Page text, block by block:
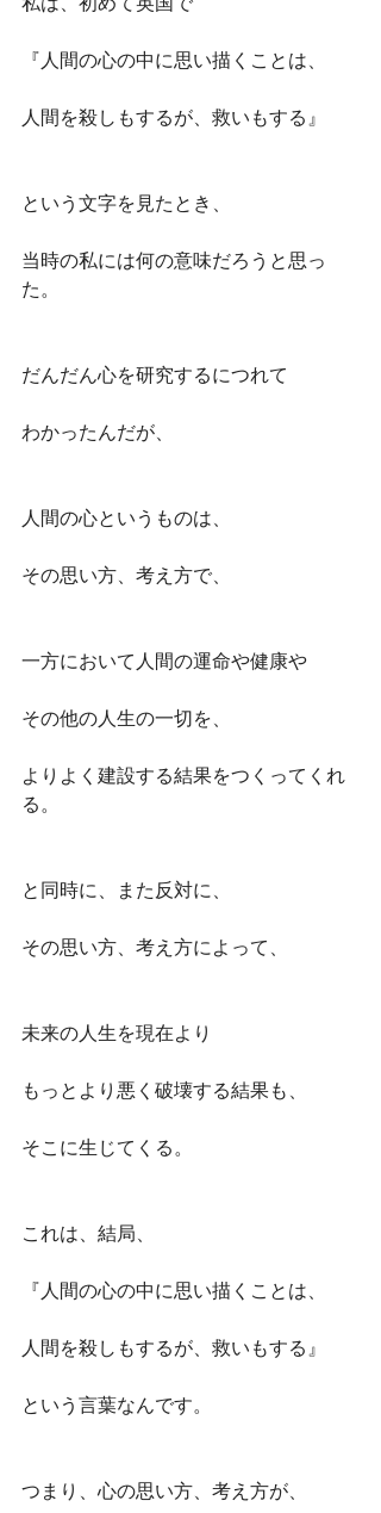
『人間の心の中に思い描くことは、
人間を殺しもするが、救いもする』
という文字を見たとき、
当時の私には何の意味だろうと思っ
た。
だんだん心を研究するにつれて
わかったんだが、
人間の心というものは、
その思い方、考え方で、
一方において人間の運命や健康や
その他の人生の一切を、
よりよく建設する結果をつくってくれ
る。
と同時に、また反対に、
その思い方、考え方によって、
未来の人生を現在より
もっとより悪く破壊する結果も、
そこに生じてくる。
これは、結局、
『人間の心の中に思い描くことは、
人間を殺しもするが、救いもする』
という言葉なんです。
つまり、心の思い方、考え方が、